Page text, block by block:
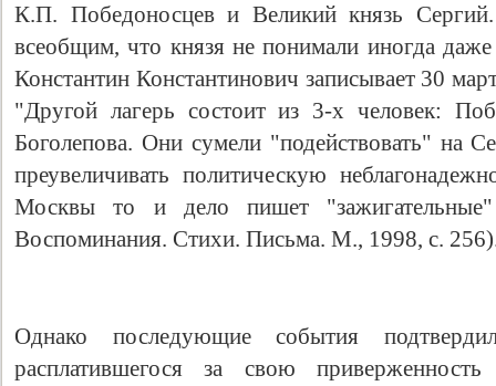
К.П. Победоносцев и Великий князь
всеобщим, что князя не понимали иногда
Константин Константинович записывает 30
"Другой лагерь состоит из 3-х человек:
Боголепова. Они сумели "подействовать" на
преувеличивать политическую
Москвы то и дело пишет
Воспоминания. Стихи. Письма. М., 1998, с.
Однако последующие события
расплатившегося за свою